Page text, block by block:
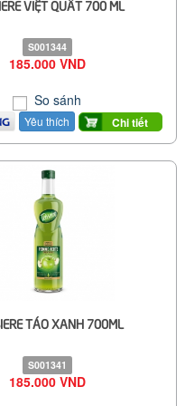
VIỆT QUẤT 700 ML
S001344
185.000 VND
So sánh
Yêu thích Chi tiết
TÁO XANH 700ML
S001341
185.000 VND